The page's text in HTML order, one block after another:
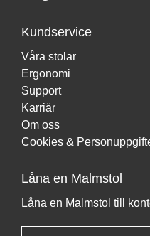
Kundservice
Våra stolar
Ergonomi
Support
Karriär
Om oss
Cookies &
Låna en Malmstol
Låna en Malmstol till